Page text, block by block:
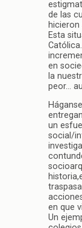
de las
Esta
en
la
peor…
un
social/
en que
Un